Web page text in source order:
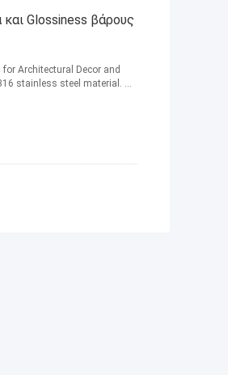
Glossiness βάρους
Architectural Decor and
stainless steel material. ...